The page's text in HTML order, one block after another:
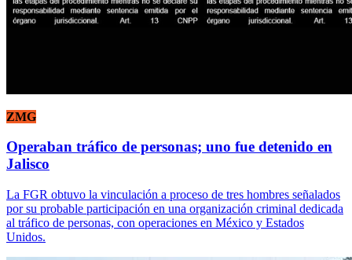
ZMG
Operaban tráfico de personas; uno fue detenido en
Jalisco
La FGR obtuvo la vinculación a proceso de tres hombres señalados
por su probable participación en una organización criminal dedicada
al tráfico de personas, con operaciones en México y Estados
Unidos.